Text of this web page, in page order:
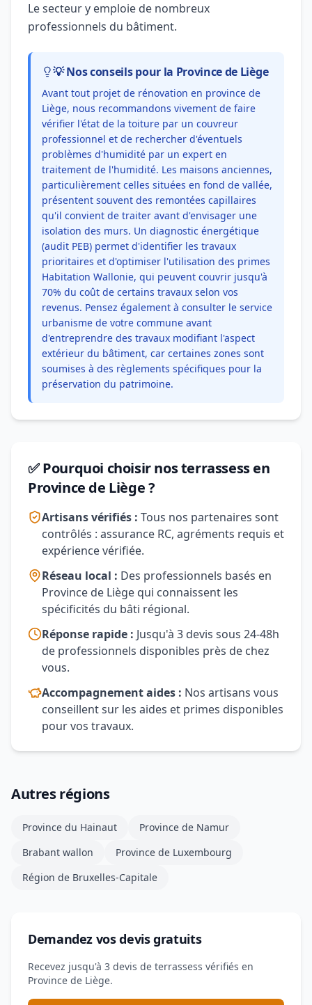
Le secteur y emploie de nombreux
professionnels du bâtiment.
💡 Nos conseils pour la Province de Liège
Avant tout projet de rénovation en province de
Liège, nous recommandons vivement de faire
vérifier l'état de la toiture par un couvreur
professionnel et de rechercher d'éventuels
problèmes d'humidité par un expert en
traitement de l'humidité. Les maisons anciennes,
particulièrement celles situées en fond de vallée,
présentent souvent des remontées capillaires
qu'il convient de traiter avant d'envisager une
isolation des murs. Un diagnostic énergétique
(audit PEB) permet d'identifier les travaux
prioritaires et d'optimiser l'utilisation des primes
Habitation Wallonie, qui peuvent couvrir jusqu'à
70% du coût de certains travaux selon vos
revenus. Pensez également à consulter le service
urbanisme de votre commune avant
d'entreprendre des travaux modifiant l'aspect
extérieur du bâtiment, car certaines zones sont
soumises à des règlements spécifiques pour la
préservation du patrimoine.
✅ Pourquoi choisir nos terrassess en
Province de Liège ?
Artisans vérifiés : Tous nos partenaires sont
contrôlés : assurance RC, agréments requis et
expérience vérifiée.
Réseau local : Des professionnels basés en
Province de Liège qui connaissent les
spécificités du bâti régional.
Réponse rapide : Jusqu'à 3 devis sous 24-48h
de professionnels disponibles près de chez
vous.
Accompagnement aides : Nos artisans vous
conseillent sur les aides et primes disponibles
pour vos travaux.
Autres régions
Province du Hainaut
Province de Namur
Brabant wallon
Province de Luxembourg
Région de Bruxelles-Capitale
Demandez vos devis gratuits
Recevez jusqu'à 3 devis de terrassess vérifiés en
Province de Liège.